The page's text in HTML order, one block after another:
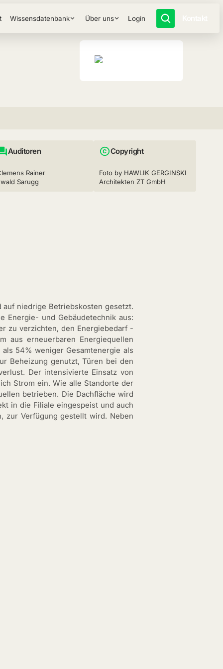
Wissensdatenbank Über uns Login
Auditoren
Rainer
Sarugg
Copyright
Foto by HAWLIK GERGINSKI
Architekten ZT GmbH
auf niedrige Betriebskosten gesetzt.
Energie- und Gebäudetechnik aus:
zu verzichten, den Energiebedarf -
aus erneuerbaren Energiequellen
54% weniger Gesamtenergie als
Beheizung genutzt, Türen bei den
Der intensivierte Einsatz von
Strom ein. Wie alle Standorte der
betrieben. Die Dachfläche wird
in die Filiale eingespeist und auch
zur Verfügung gestellt wird. Neben